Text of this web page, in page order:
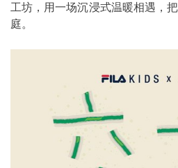
工坊，用一场沉浸式温暖相遇，
庭。